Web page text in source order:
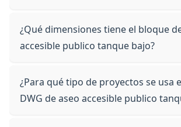
¿Qué dimensiones tiene el bloque
accesible publico tanque bajo?
¿Para qué tipo de proyectos se usa
DWG de aseo accesible publico